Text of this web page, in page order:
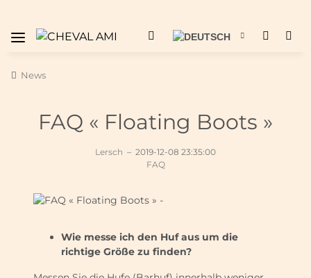
News
FAQ « Floating Boots »
Lersch – 2019-12-08 23:35:00
FAQ
Wie messe ich den Huf aus um die
richtige Größe zu finden?